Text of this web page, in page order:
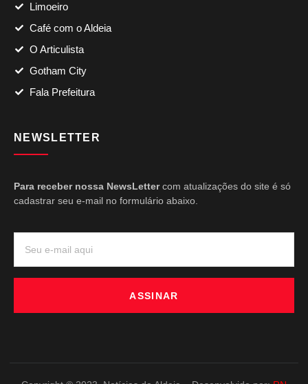
Limoeiro
Café com o Aldeia
O Articulista
Gotham City
Fala Prefeitura
NEWSLETTER
Para receber nossa NewsLettercom atualizações do site é só
cadastrar seu e-mail no formulário abaixo.
ASSINAR